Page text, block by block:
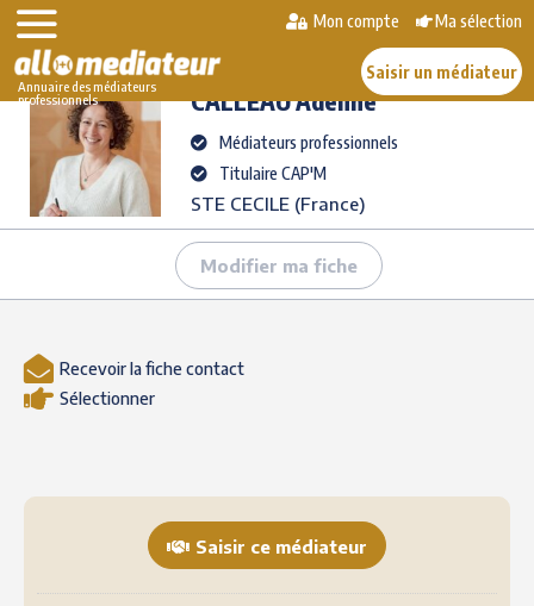
Skip
content
Annuaire des médiateurs
professionnels
Mon compte Ma sélection
Saisir un médiateur
AlloMediateur
CALLEAUAdeline
Médiateurs professionnels
Titulaire CAP'M
STE CECILE (France)
Modifier ma fiche
Recevoir la fiche contact
Sélectionner
Saisir ce médiateur